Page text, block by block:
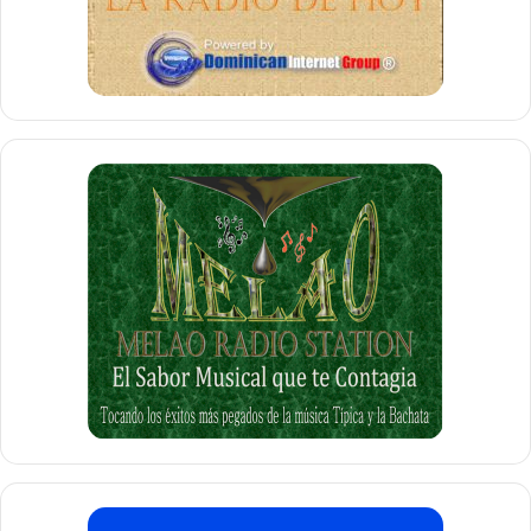
lo único que debemos es aplicar la ley. Nuestra
constitución plantea claramente cada uno de los aspectos
que deben ser tomados en consideración para tomar
acciones correctas.”, manifestóRamfis.